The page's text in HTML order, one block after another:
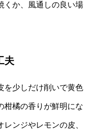
くか、風通しの良い場
夫
を少しだけ削いで黄色
柑橘の香りが鮮明にな
ンジやレモンの皮、